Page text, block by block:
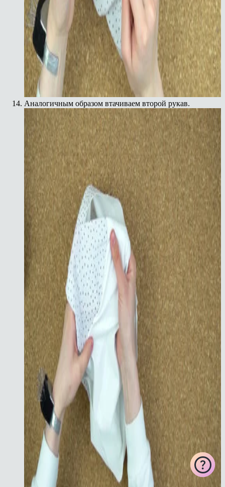
Аналогичным образом втачиваем второй рукав.
ChatApp
online
Мессенджеры
Свяжитесь с нами через любой удобный
мессенджер!
Telegram Max Bot
VK
ChatApp